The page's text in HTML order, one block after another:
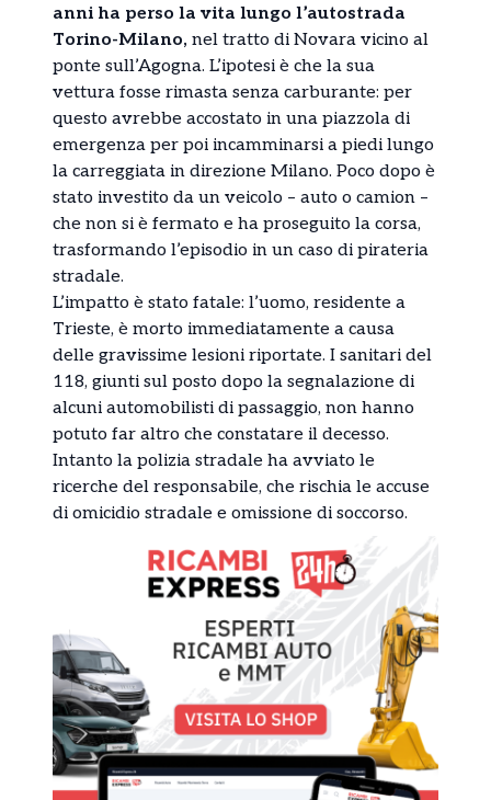
anni ha perso la vita lungo l’autostrada
Torino-Milano, nel tratto di Novara vicino al
ponte sull’Agogna. L’ipotesi è che la sua
vettura fosse rimasta senza carburante: per
questo avrebbe accostato in una piazzola di
emergenza per poi incamminarsi a piedi lungo
la carreggiata in direzione Milano. Poco dopo è
stato investito da un veicolo – auto o camion –
che non si è fermato e ha proseguito la corsa,
trasformando l’episodio in un caso di pirateria
stradale.
L’impatto è stato fatale: l’uomo, residente a
Trieste, è morto immediatamente a causa
delle gravissime lesioni riportate. I sanitari del
118, giunti sul posto dopo la segnalazione di
alcuni automobilisti di passaggio, non hanno
potuto far altro che constatare il decesso.
Intanto la polizia stradale ha avviato le
ricerche del responsabile, che rischia le accuse
di omicidio stradale e omissione di soccorso.